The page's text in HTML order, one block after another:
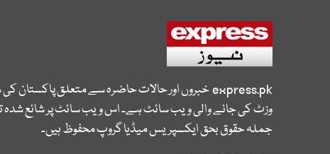
express.pkخبروں اور حالات حاضرہ سے متعلق پاکستان
وزٹ کی جانے والی ویب سائٹ ہے۔ اس ویب سائٹ پر شائع شدہ
جملہ حقوق بحق ایکسپریس میڈیا گروپ محفوظ ہیں۔